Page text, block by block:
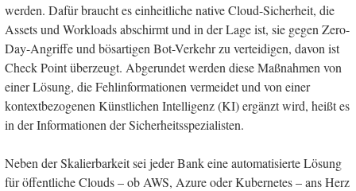
werden. Dafür braucht es einheitliche native Cloud-Sicherheit, die
Assets und Workloads abschirmt und in der Lage ist, sie gegen Zero-
Day-Angriffe und bösartigen Bot-Verkehr zu verteidigen, davon ist
Check Point überzeugt. Abgerundet werden diese Maßnahmen von
einer Lösung, die Fehlinformationen vermeidet und von einer
kontextbezogenen Künstlichen Intelligenz (KI) ergänzt wird, heißt es
in der Informationen der Sicherheitsspezialisten.
Neben der Skalierbarkeit sei jeder Bank eine automatisierte Lösung
für öffentliche Clouds – ob AWS, Azure oder Kubernetes – ans Herz